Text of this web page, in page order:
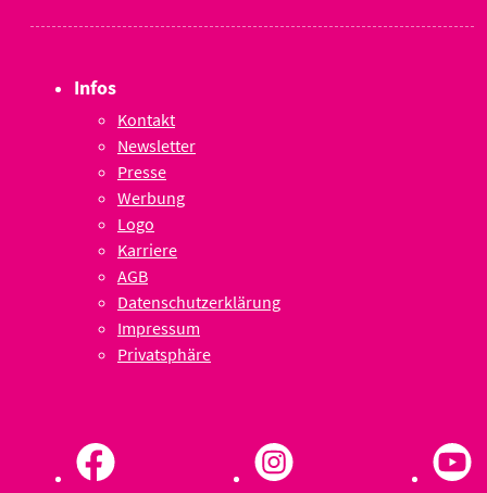
Infos
Kontakt
Newsletter
Presse
Werbung
Logo
Karriere
AGB
Datenschutzerklärung
Impressum
Privatsphäre